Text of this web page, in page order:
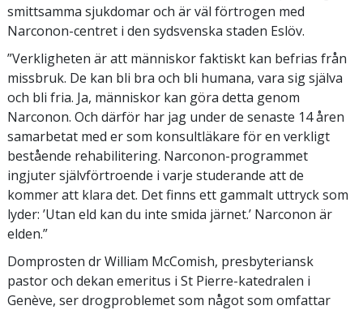
smittsamma sjukdomar och är väl förtrogen med
Narconon-centret i den sydsvenska staden Eslöv.
”Verkligheten är att människor faktiskt kan befrias från
missbruk. De kan bli bra och bli humana, vara sig själva
och bli fria. Ja, människor kan göra detta genom
Narconon. Och därför har jag under de senaste 14 åren
samarbetat med er som konsultläkare för en verkligt
bestående rehabilitering. Narconon-programmet
ingjuter självförtroende i varje studerande att de
kommer att klara det. Det finns ett gammalt uttryck som
lyder: ’Utan eld kan du inte smida järnet.’ Narconon är
elden.”
Domprosten dr William McComish, presbyteriansk
pastor och dekan emeritus i St Pierre-katedralen i
Genève, ser drogproblemet som något som omfattar